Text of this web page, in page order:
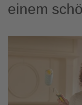
einem